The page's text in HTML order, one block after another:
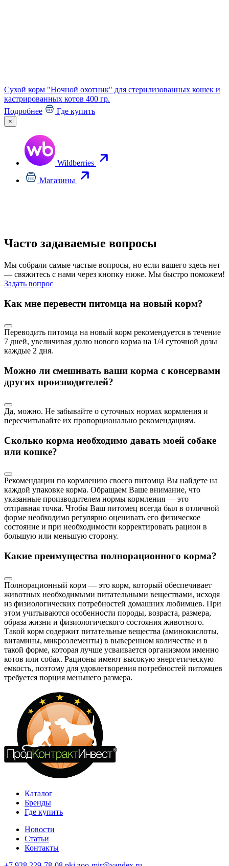
Сухой корм "Ночной охотник" для стерилизованных кошек и
кастрированных котов 400 гр.
Подробнее
Где купить
×
Wildberries
Магазины
Часто задаваемые вопросы
Мы собрали самые частые вопросы, но если вашего здесь нет
— свяжитесь с нами через кнопку ниже. Мы быстро поможем!
Задать вопрос
Как мне перевести питомца на новый корм?
Переводить питомца на новый корм рекомендуется в течение
7 дней, увеличивая долю нового корма на 1/4 суточной дозы
каждые 2 дня.
Можно ли смешивать ваши корма с консервами
других производителей?
Да, можно. Не забывайте о суточных нормах кормления и
пересчитывайте их пропорционально рекомендациям.
Сколько корма необходимо давать моей собаке
или кошке?
Рекомендации по кормлению своего питомца Вы найдете на
каждой упаковке корма. Обращаем Ваше внимание, что
указанные производителем нормы кормления — это
отправная точка. Чтобы Ваш питомец всегда был в отличной
форме необходимо регулярно оценивать его физическое
состояние и при необходимости корректировать рацион в
большую или меньшую сторону.
Какие преимущества полнорационного корма?
Полнорационный корм — это корм, который обеспечивает
животных необходимыми питательными веществами, исходя
из физиологических потребностей домашних любимцев. При
этом учитываются особенности породы, возраста, размера,
образа жизни и физиологического состояния животного.
Такой корм содержит питательные вещества (аминокислоты,
витамины, микроэлементы) в выверенном количестве и в
такой форме, которая лучше усваивается организмом именно
котов или собак. Рационы имеют высокую энергетическую
емкость, поэтому для удовлетворения потребностей питомцев
требуется порция меньшего размера.
Каталог
Бренды
Где купить
Новости
Статьи
Контакты